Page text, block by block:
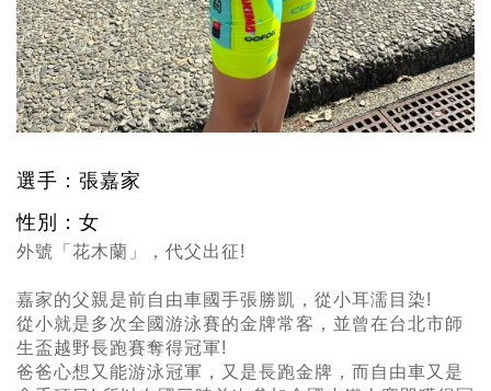
選手：張嘉家
性別：女
外號「花木蘭」，代父出征!
嘉家的父親是前自由車國手張勝凱，從小耳濡目染!
從小就是多次全國游泳賽的金牌常客，並曾在台北市師
生盃越野長跑賽奪得冠軍!
爸爸心想又能游泳冠軍，又是長跑金牌，而自由車又是